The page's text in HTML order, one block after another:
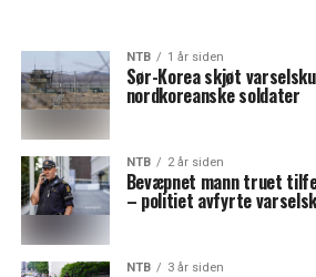
NTB 1 år siden
Sør-Korea skjøt
nordkoreanske soldater
NTB 2 år siden
Bevæpnet mann truet
– politiet avfyrte
NTB 3 år siden